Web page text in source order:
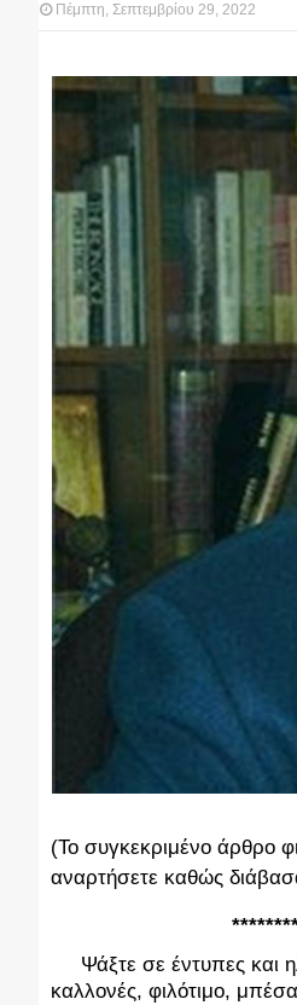
Πέμπτη, Σεπτεμβρίου 29, 2022
(Το συγκεκριμένο άρθρο
αναρτήσετε καθώς
Ψάξτε σε έντυπες και
καλλονές, φιλότιμο,